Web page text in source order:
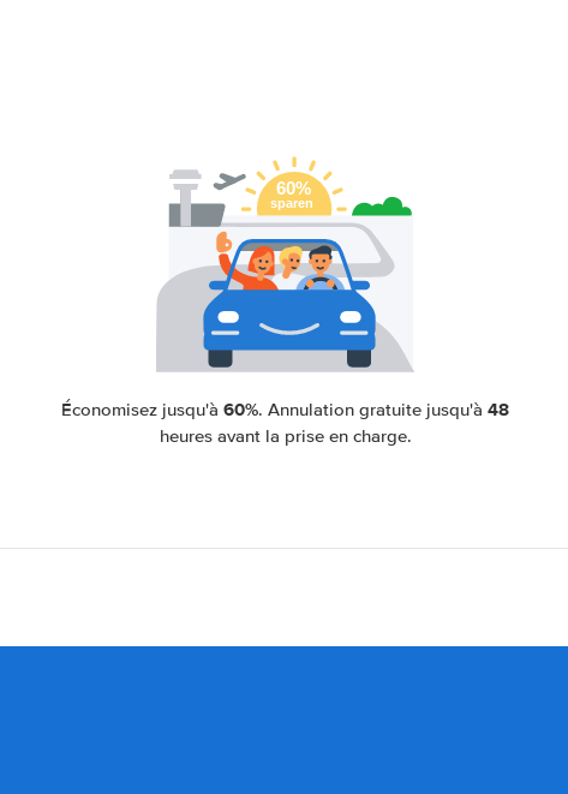
Économisez jusqu'à60%. Annulation gratuite jusqu'à48
heures avant la prise en charge.